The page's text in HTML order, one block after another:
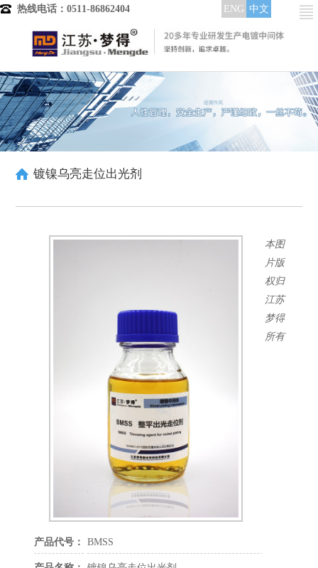
热线电话：0511-86862404 ENG 中文
首页
产品分类
电镀中间体
镀铜中间体
低区走位剂
辅助及走位剂
镀镍添加剂
镀铬添加剂
镀锌添加剂
镀镍乌亮走位出光剂
本图
片版
权归
江苏
梦得
所有
产品代号： BMSS